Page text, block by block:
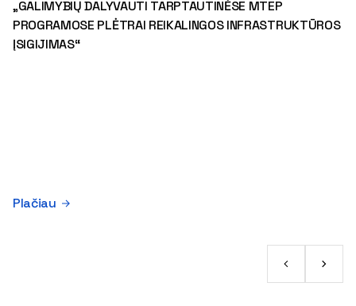
„GALIMYBIŲ DALYVAUTI TARPTAUTINĖSE MTEP
PROGRAMOSE PLĖTRAI REIKALINGOS INFRASTRUKTŪROS
ĮSIGIJIMAS“
Plačiau